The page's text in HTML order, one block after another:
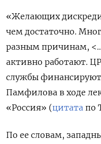
«Желающих
чем достаточно.
разным причинам,
активно работают.
службы
Памфилова в ходе
«Россия» (цитата по
По ее словам,